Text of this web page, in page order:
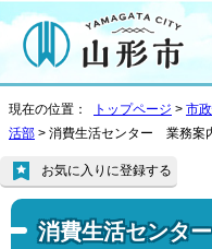
現在の位置： トップページ > 市
活部 > 消費生活センター 業務案
消費生活センタ
お気に入りに登録する